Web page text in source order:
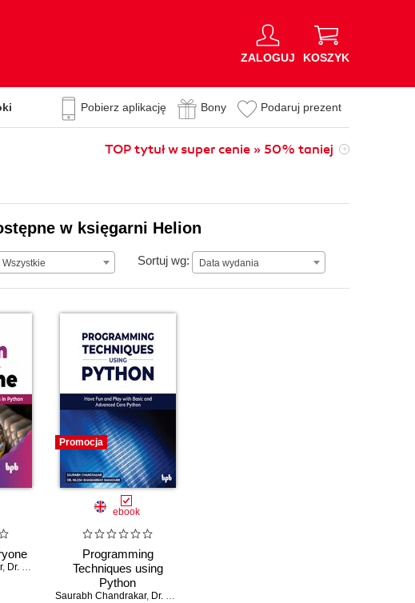
ZALOGUJ KOSZYK
Pobierz aplikację Bony Podaruj prezent
TOP tytuł w super cenie » 50% taniej
w księgarni Helion
Wszystkie Sortuj wg: Data wydania
Data wydania
, Dr. Nilesh Bhaskarrao Bahadure
Promocja
ebook
Programming
Techniques using
Python
Saurabh Chandrakar, Dr. Nilesh Bhaskarrao Bahadure